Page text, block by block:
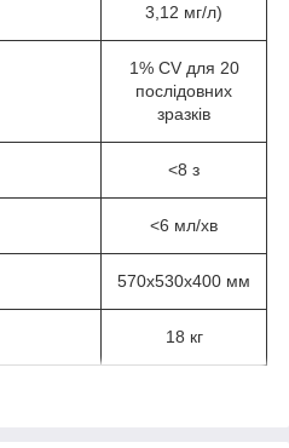
3,12 мг/л)
1% CV для 20
послідовних
зразків
<8 з
<6 мл/хв
570x530x400 мм
18 кг